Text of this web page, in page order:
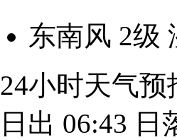
东南风 2级
24小时天气预
日出 06:43 日